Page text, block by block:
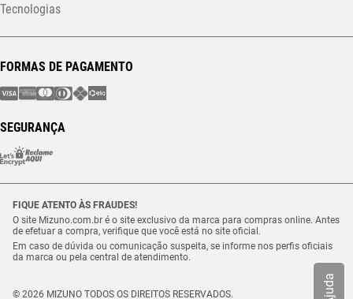
Ajuda
Tecnologias
FORMAS DE PAGAMENTO
SEGURANÇA
FIQUE ATENTO ÀS FRAUDES!
O site Mizuno.com.br é o site exclusivo da marca para compras online. Antes
de efetuar a compra, verifique que você está no site oficial.
Em caso de dúvida ou comunicação suspeita, se informe nos perfis oficiais
da marca ou pela central de atendimento.
© 2026 MIZUNO TODOS OS DIREITOS RESERVADOS.